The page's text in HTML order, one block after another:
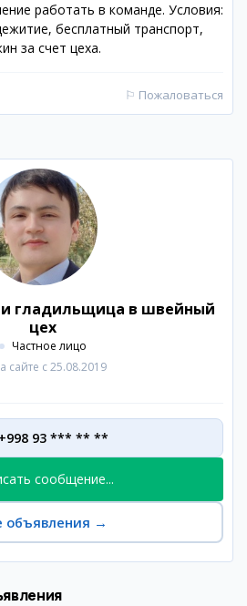
работать в команде. Условия:
бесплатный транспорт,
за счет цеха.
⚐ Пожаловаться
и гладильщица в швейный
цех
Частное лицо
сайте с 25.08.2019
+998 93 *** ** **
сообщение...
объявления →